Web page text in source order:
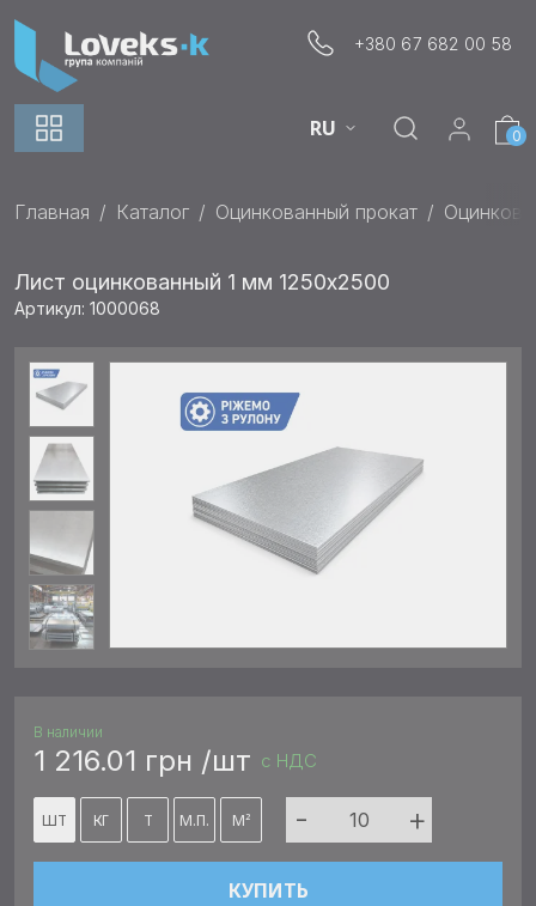
+380 67 682 00 58
RU 0
Главная Каталог Оцинкованный прокат
Лист оцинкованный 1 мм 1250x2500
Артикул: 1000068
В наличии
1 216.01 грн /шт с НДС
ШТ КГ Т М.П. М² - +
КУПИТЬ